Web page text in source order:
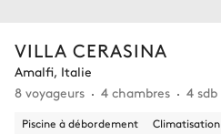
VILLA CERASINA
Amalfi, Italie
8 voyageurs
4 chambres 4 sdb
Piscine à débordement Climatisation